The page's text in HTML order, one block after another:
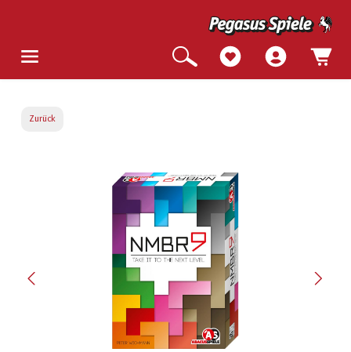
Zurück
Bildergalerie überspringen